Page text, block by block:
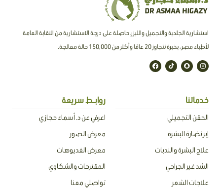
استشارية الجلدية والتجميل والليزر، حاصلة على درجة الاستشارية من النقابة العامة
لأطباء مصر ، بخبرة تتجاوز 20 عامًا وأكثر من 150,000 حالة معالجة.
I
n
s
a
S
n
a
a
t
T
i
k
F
a
c
خدماتنا
الحقن التجميلي
إبر نضارة البشرة
علاج البشرة والندبات
الشد غير الجراحي
علاجات الشعر
روابـط سريعة
اعرفي عن د. أسماء حجازي
معرض الصور
معرض الفديوهات
المقترحات والشكاوي
تواصلي معنا